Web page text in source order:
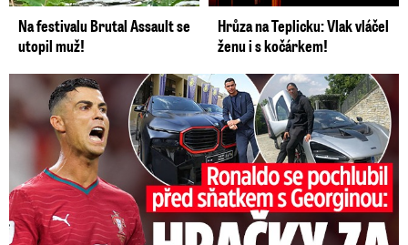
Na festivalu Brutal Assault se
utopil muž!
Hrůza na Teplicku: Vlak vláčel
ženu i s kočárkem!
Ronaldo se pochlubil před sňatkem: Hračky za půl miliardy!